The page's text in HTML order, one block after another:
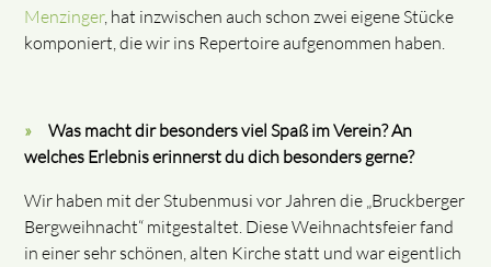
Menzinger, hat inzwischen auch schon zwei eigene Stücke
komponiert, die wir ins Repertoire aufgenommen haben.
Was macht dir besonders viel Spaß im Verein? An
welches Erlebnis erinnerst du dich besonders gerne?
Wir haben mit der Stubenmusi vor Jahren die „Bruckberger
Bergweihnacht“ mitgestaltet. Diese Weihnachtsfeier fand
in einer sehr schönen, alten Kirche statt und war eigentlich